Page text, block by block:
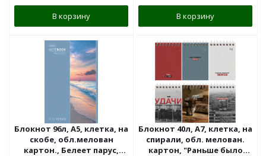
В корзину В корзину
Блокнот 96л, А5, клетка, на
скобе, обл.мелован
картон., Белеет парус,
Блокнот 40л, А7, клетка, на
спирали, обл. мелован.
картон, "Раньше было